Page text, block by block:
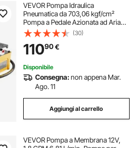
VEVOR Pompa Idraulica
Pneumatica da 703,06 kgf/cm²
Pompa a Pedale Azionata ad Aria
con Guscio in Alluminio, Serbatoio
1,6 L Uscita Olio NPT da 16,66 mm
Ingresso NPT da 13,7 mm per
Pressa Idraulica
(30)
11090€
Disponibile
Consegna:non appena Mar.
Ago. 11
Aggiungi al carrello
VEVOR Pompa a Membrana 12V,